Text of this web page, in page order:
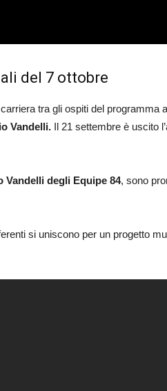
del 7 ottobre
tra gli ospiti del programma
Vandelli. Il 21 settembre è uscito
Vandelli degli Equipe 84, sono
si uniscono per un progetto